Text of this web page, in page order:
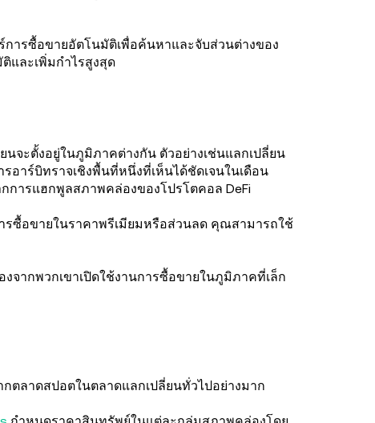
การซื้อขายอัตโนมัติเพื่อค้นหาและจับส่วนต่างของ
และเพิ่มกำไรสูงสุด
นจะตั้งอยู่ในภูมิภาคต่างกัน ตัวอย่างเช่นแลกเปลี่ยน
อาร์บิทราจเชิงพื้นที่หนึ่งที่เห็นได้ชัดเจนในเดือน
การแฮกพูลสภาพคล่องของโปรโตคอล DeFi
ซื้อขายในราคาพรีเมียมหรือส่วนลด คุณสามารถใช้
จากพวกเขาเปิดใช้งานการซื้อขายในภูมิภาคที่เล็ก
กตลาดสปอตในตลาดแลกเปลี่ยนทั่วไปอย่างมาก